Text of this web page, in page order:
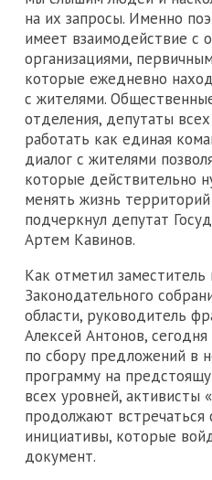
на их запросы. Именно
имеет взаимодействие с
организациями,
которые ежедневно
с жителями.
отделения, депутаты
работать как единая
диалог с жителями
которые действительно
менять жизнь
подчеркнул депутат
Артем Кавинов.
Как отметил заместитель
Законодательного
области, руководитель
Алексей Антонов,
по сбору предложений в
программу на
всех уровней, активисты
продолжают встречаться
инициативы, которые
документ.